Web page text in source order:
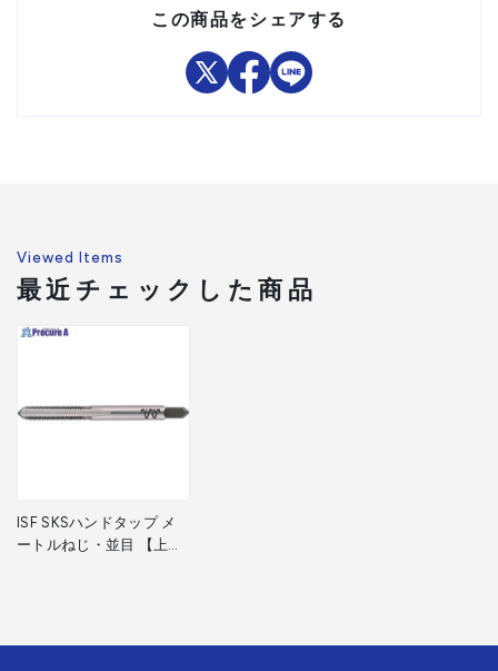
組立品この商品をシェアする
Viewed Items
最近チェックした商品
ISF SKSハンドタップ メ
ートルねじ・並目 【上